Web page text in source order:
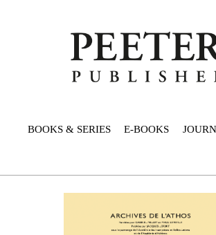
BOOKS & SERIES E-BOOKS